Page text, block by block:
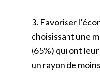
3. Favoriser
choisissant une
(65%) qui ont
un rayon de